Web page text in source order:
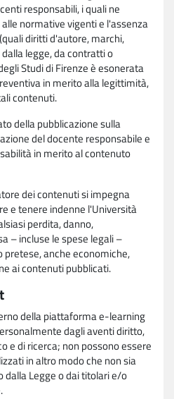
responsabili, i quali ne
normative vigenti e l'assenza
diritti d'autore, marchi,
legge, da contratti o
Studi di Firenze è esonerata
in merito alla legittimità,
contenuti.
della pubblicazione sulla
del docente responsabile e
in merito al contenuto
dei contenuti si impegna
e tenere indenne l'Università
perdita, danno,
– incluse le spese legali –
anche economiche,
ai contenuti pubblicati.
della piattaforma e-learning
dagli aventi diritto,
e di ricerca; non possono essere
in altro modo che non sia
Legge o dai titolari e/o